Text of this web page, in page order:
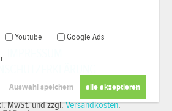
Youtube Google Ads
MwSt. und zzgl.Versandkosten.